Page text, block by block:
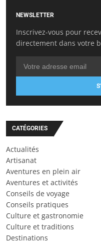
NEWSLETTER
Inscrivez-vous pour
directement dans votre
CATÉGORIES
Actualités
Artisanat
Aventures en plein air
Aventures et activités
Conseils de voyage
Conseils pratiques
Culture et gastronomie
Culture et traditions
Destinations